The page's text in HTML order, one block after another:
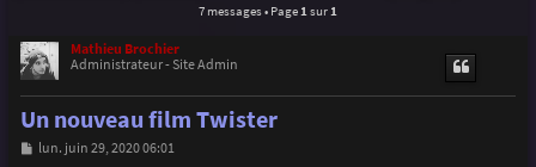
7 messages • Page 1 sur 1
Mathieu Brochier
Administrateur - Site Admin
Un nouveau film Twister
Mlun. juin 29, 2020 06:01